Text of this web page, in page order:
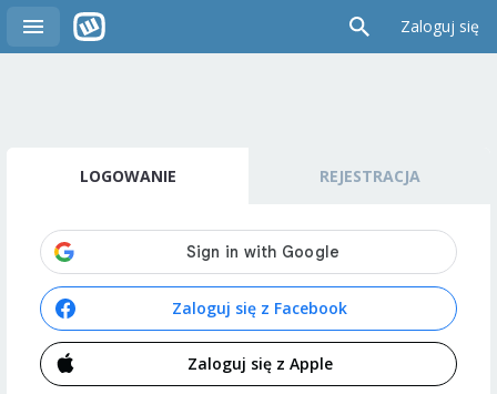
Zaloguj się
LOGOWANIE REJESTRACJA
Zaloguj się z Facebook
Zaloguj się z Apple